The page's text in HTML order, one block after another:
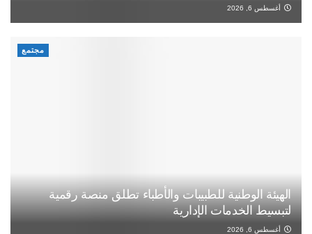
أغسطس 6, 2026
مجتمع
الهيئة الوطنية للطبيبات والأطباء تطلق منصة رقمية
لتبسيط الخدمات الإدارية
أغسطس 6, 2026